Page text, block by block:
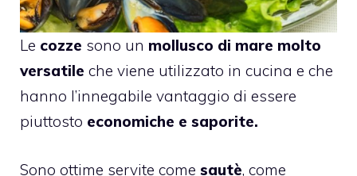
Le cozze sono un mollusco di mare molto
versatile che viene utilizzato in cucina e che
hanno l’innegabile vantaggio di essere
piuttosto economiche e saporite.
Sono ottime servite come sautè, come